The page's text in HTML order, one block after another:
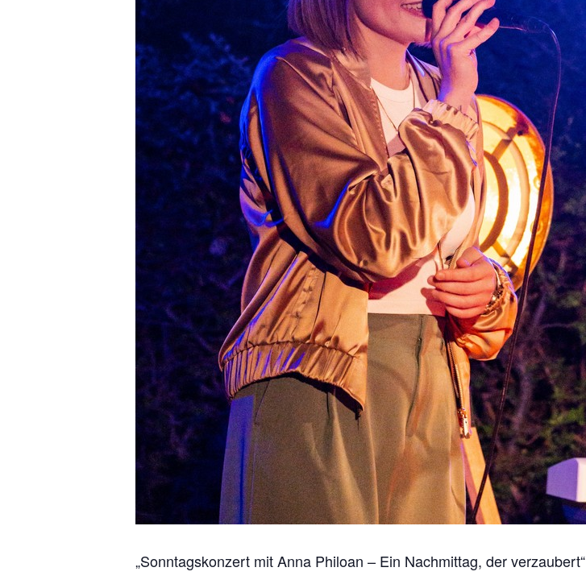
„Sonntagskonzert mit Anna Philoan – Ein Nachmittag, der verzaubert“